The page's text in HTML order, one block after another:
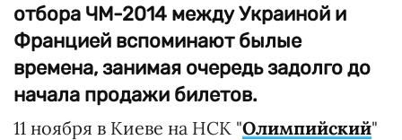
отбора ЧМ-2014 между Украиной и
Францией вспоминают былые
времена, занимая очередь задолго до
начала продажи билетов.
11 ноября в Киеве на НСК "Олимпийский"